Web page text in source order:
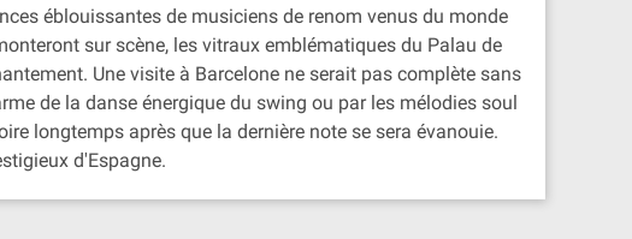
éblouissantes de musiciens de renom venus du monde
sur scène, les vitraux emblématiques du Palau de
Une visite à Barcelone ne serait pas complète sans
de la danse énergique du swing ou par les mélodies soul
longtemps après que la dernière note se sera évanouie.
d'Espagne.